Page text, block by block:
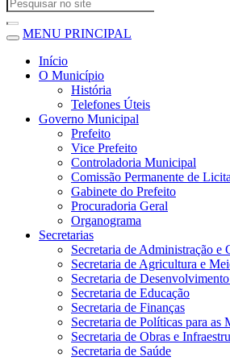
MENU PRINCIPAL
Início
O Município
História
Telefones Úteis
Governo Municipal
Prefeito
Vice Prefeito
Controladoria Municipal
Comissão Permanente de
Gabinete do Prefeito
Procuradoria Geral
Organograma
Secretarias
Secretaria de Administração e
Secretaria de Agricultura e
Secretaria de
Secretaria de Educação
Secretaria de Finanças
Secretaria de Políticas para as
Secretaria de Obras e
Secretaria de Saúde